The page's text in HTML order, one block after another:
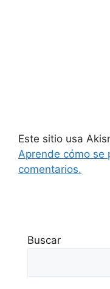
Este sitio usa
Aprende cómo se
comentarios.
Buscar